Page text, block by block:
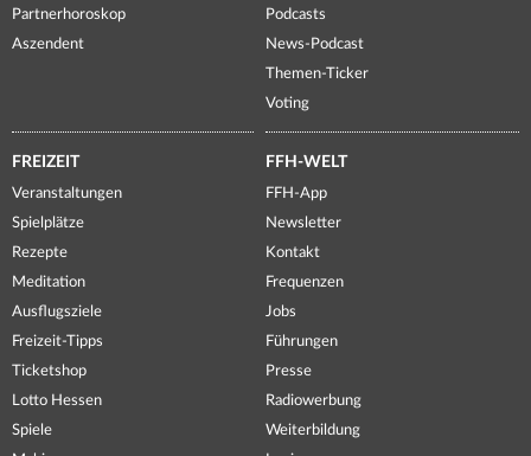
Partnerhoroskop
Aszendent
Podcasts
News-Podcast
Themen-Ticker
Voting
FREIZEIT
Veranstaltungen
Spielplätze
Rezepte
Meditation
Ausflugsziele
Freizeit-Tipps
Ticketshop
Lotto Hessen
Spiele
FFH-WELT
FFH-App
Newsletter
Kontakt
Frequenzen
Jobs
Führungen
Presse
Radiowerbung
Weiterbildung